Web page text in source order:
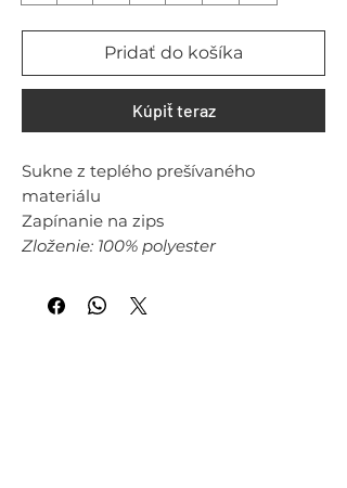
Pridať do košíka
Kúpiť teraz
Sukne z teplého prešívaného
materiálu
Zapínanie na zips
Zloženie: 100% polyester